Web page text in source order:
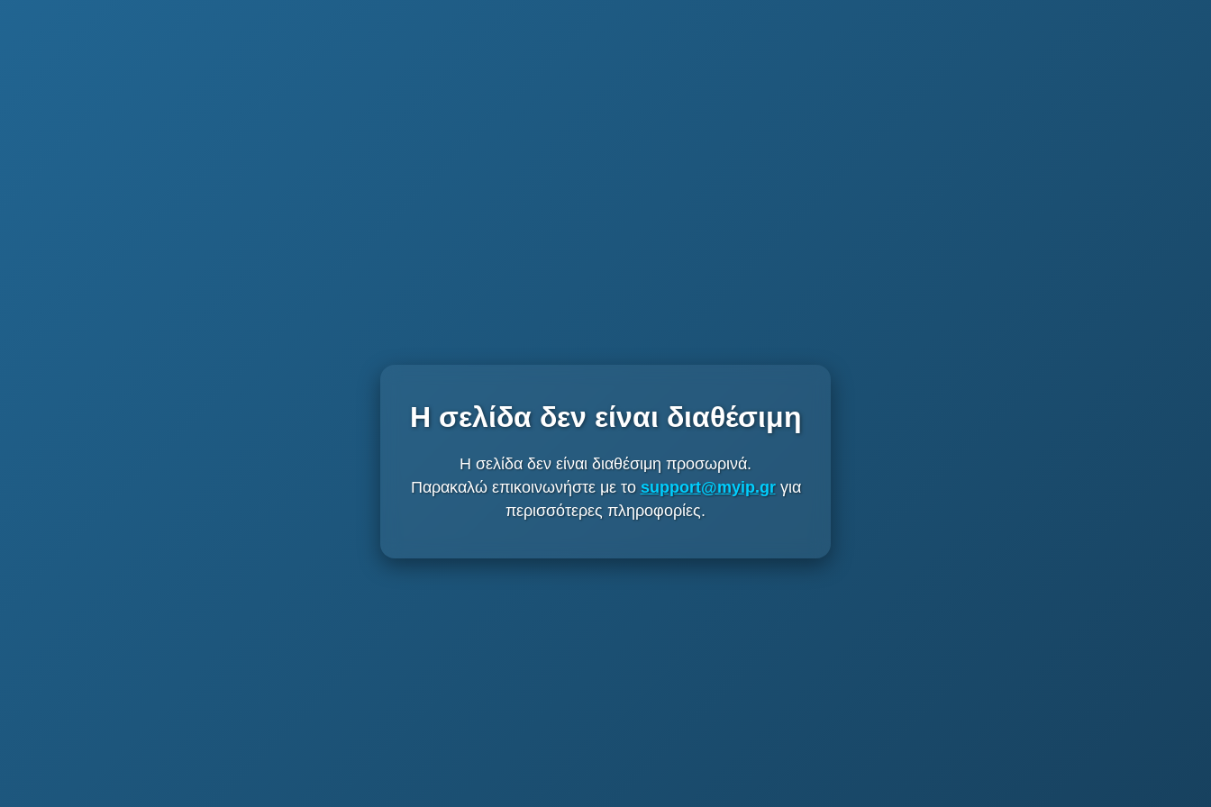
Η σελίδα δεν είναι διαθέσιμη
Η σελίδα δεν είναι διαθέσιμη προσωρινά.
Παρακαλώ επικοινωνήστε με το support@myip.grγια
περισσότερες πληροφορίες.